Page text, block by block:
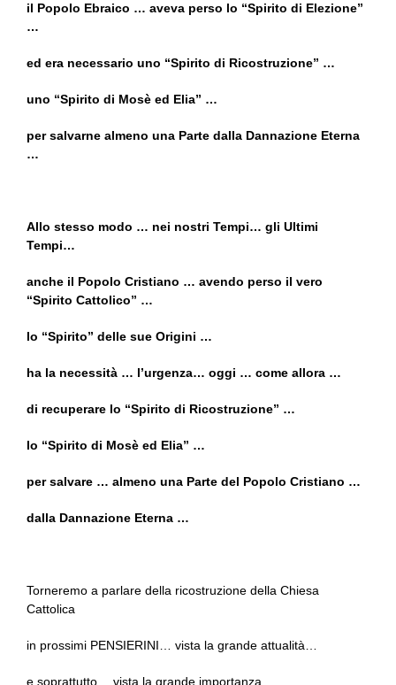
il Popolo Ebraico … aveva perso lo “Spirito di Elezione”
…
ed era necessario uno “Spirito di Ricostruzione” …
uno “Spirito di Mosè ed Elia” …
per salvarne almeno una Parte dalla Dannazione Eterna
…
Allo stesso modo … nei nostri Tempi… gli Ultimi
Tempi…
anche il Popolo Cristiano … avendo perso il vero
“Spirito Cattolico” …
lo “Spirito” delle sue Origini …
ha la necessità … l’urgenza… oggi … come allora …
di recuperare lo “Spirito di Ricostruzione” …
lo “Spirito di Mosè ed Elia” …
per salvare … almeno una Parte del Popolo Cristiano …
dalla Dannazione Eterna …
Torneremo a parlare della ricostruzione della Chiesa
Cattolica
in prossimi PENSIERINI… vista la grande attualità…
e soprattutto… vista la grande importanza…